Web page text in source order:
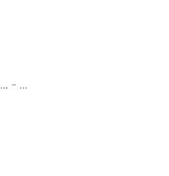
... - ...